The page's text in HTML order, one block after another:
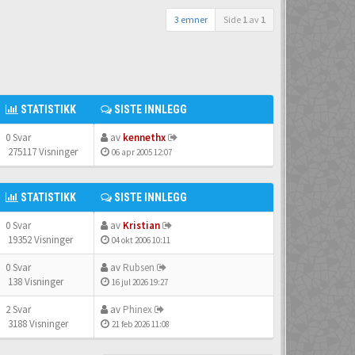
3 emner Side 1 av 1
STATISTIKK SISTE INNLEGG
0 Svar
275117 Visninger
av kennethx
06 apr 2005 12:07
STATISTIKK SISTE INNLEGG
0 Svar
19352 Visninger
av Kristian
04 okt 2006 10:11
0 Svar
138 Visninger
av Rubsen
16 jul 2026 19:27
2 Svar
3188 Visninger
av Phinex
21 feb 2026 11:08